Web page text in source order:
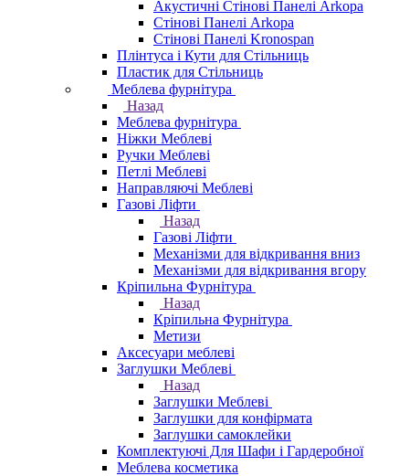
Акустичні Стінові Панелі Аrkopa
Стінові Панелі Arkopa
Стінові Панелі Kronospan
Плінтуса і Кути для Стільниць
Пластик для Стільниць
Меблева фурнітура
Назад
Меблева фурнітура
Ніжки Меблеві
Ручки Меблеві
Петлі Меблеві
Направляючі Меблеві
Газові Ліфти
Назад
Газові Ліфти
Механізми для відкривання вниз
Механізми для відкривання вгору
Кріпильна Фурнітура
Назад
Кріпильна Фурнітура
Метизи
Аксесуари меблеві
Заглушки Меблеві
Назад
Заглушки Меблеві
Заглушки для конфірмата
Заглушки самоклейки
Комплектуючі Для Шафи і Гардеробної
Меблева косметика